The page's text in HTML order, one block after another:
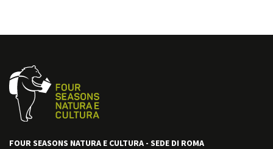
FOUR SEASONS NATURA E CULTURA - SEDE DI ROMA